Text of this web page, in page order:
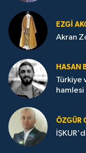
EZGI
Akran
HASAN
Türkiye
hamlesi
ÖZGÜR